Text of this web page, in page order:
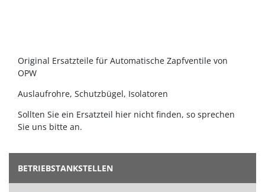
BETRIEBSTANKSTELLEN
Original Ersatzteile für Automatische Zapfventile von
OPW
Auslaufrohre, Schutzbügel, Isolatoren
Sollten Sie ein Ersatzteil hier nicht finden, so sprechen
Sie uns bitte an.